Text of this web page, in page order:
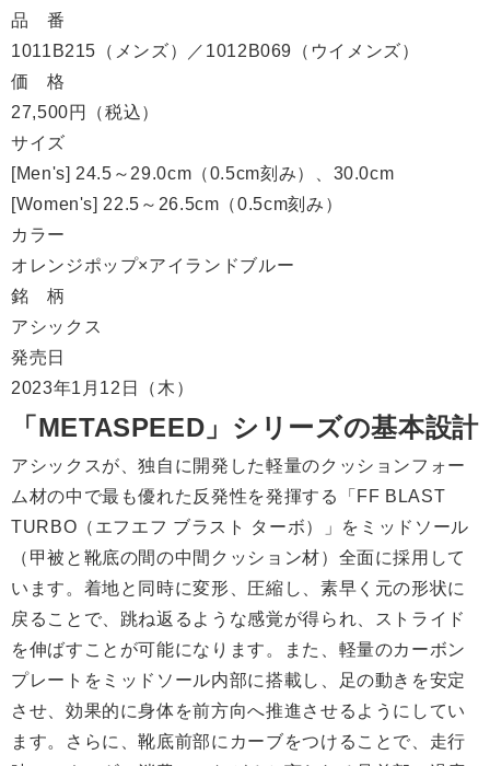
品 番
1011B215（メンズ）／1012B069（ウイメンズ）
価 格
27,500円（税込）
サイズ
[Men's] 24.5～29.0cm（0.5cm刻み）、30.0cm
[Women's] 22.5～26.5cm（0.5cm刻み）
カラー
オレンジポップ×アイランドブルー
銘 柄
アシックス
発売日
2023年1月12日（木）
「METASPEED」シリーズの基本設計
アシックスが、独自に開発した軽量のクッションフォー
ム材の中で最も優れた反発性を発揮する「FF BLAST
TURBO（エフエフ ブラスト ターボ）」をミッドソール
（甲被と靴底の間の中間クッション材）全面に採用して
います。着地と同時に変形、圧縮し、素早く元の形状に
戻ることで、跳ね返るような感覚が得られ、ストライド
を伸ばすことが可能になります。また、軽量のカーボン
プレートをミッドソール内部に搭載し、足の動きを安定
させ、効果的に身体を前方向へ推進させるようにしてい
ます。さらに、靴底前部にカーブをつけることで、走行